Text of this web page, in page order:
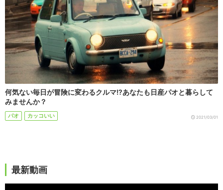
何気ない毎日が冒険に変わるクルマ!?あなたも日産パオと暮らして
みませんか？
パオ カッコいい 2021/03/01
最新動画